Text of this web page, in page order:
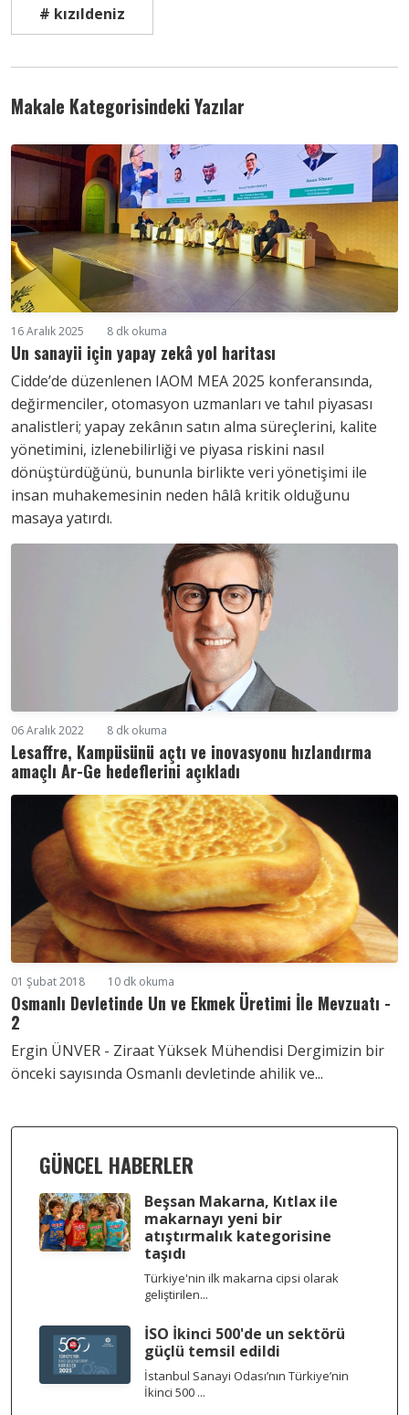
# kızıldeniz
Makale Kategorisindeki Yazılar
16 Aralık 2025 8 dk okuma
Un sanayii için yapay zekâ yol haritası
Cidde’de düzenlenen IAOM MEA 2025 konferansında,
değirmenciler, otomasyon uzmanları ve tahıl piyasası
analistleri; yapay zekânın satın alma süreçlerini, kalite
yönetimini, izlenebilirliği ve piyasa riskini nasıl
dönüştürdüğünü, bununla birlikte veri yönetişimi ile
insan muhakemesinin neden hâlâ kritik olduğunu
masaya yatırdı.
06 Aralık 2022 8 dk okuma
Lesaffre, Kampüsünü açtı ve inovasyonu hızlandırma
amaçlı Ar-Ge hedeflerini açıkladı
01 Şubat 2018 10 dk okuma
Osmanlı Devletinde Un ve Ekmek Üretimi İle Mevzuatı -
2
Ergin ÜNVER - Ziraat Yüksek Mühendisi Dergimizin bir
önceki sayısında Osmanlı devletinde ahilik ve...
GÜNCEL HABERLER
Beşsan Makarna, Kıtlax ile
makarnayı yeni bir
atıştırmalık kategorisine
taşıdı
Türkiye'nin ilk makarna cipsi olarak
geliştirilen...
İSO İkinci 500'de un sektörü
güçlü temsil edildi
İstanbul Sanayi Odası’nın Türkiye’nin
İkinci 500 ...